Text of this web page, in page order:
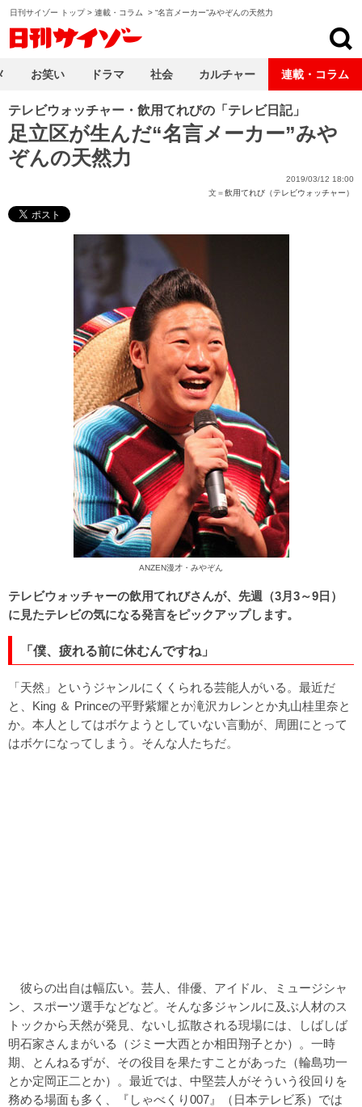
日刊サイゾー トップ> 連載・コラム > “名言メーカー”みやぞんの天然力
テレビウォッチャー・飲用てれびの「テレビ日記」
足立区が生んだ“名言メーカー”みや
ぞんの天然力
2019/03/12 18:00
文＝飲用てれび（テレビウォッチャー）
ANZEN漫才・みやぞん
テレビウォッチャーの飲用てれびさんが、先週（3月3～9日）
に見たテレビの気になる発言をピックアップします。
「僕、疲れる前に休むんですね」
「天然」というジャンルにくくられる芸能人がいる。最近だ
と、King ＆ Princeの平野紫耀とか滝沢カレンとか丸山桂里奈と
か。本人としてはボケようとしていない言動が、周囲にとって
はボケになってしまう。そんな人たちだ。
彼らの出自は幅広い。芸人、俳優、アイドル、ミュージシャ
ン、スポーツ選手などなど。そんな多ジャンルに及ぶ人材のス
トックから天然が発見、ないし拡散される現場には、しばしば
明石家さんまがいる（ジミー大西とか相田翔子とか）。一時
期、とんねるずが、その役目を果たすことがあった（輪島功一
とか定岡正二とか）。最近では、中堅芸人がそういう役回りを
務める場面も多く、『しゃべくり007』（日本テレビ系）では
お笑い ドラマ 社会 カルチャー 連載・コラム